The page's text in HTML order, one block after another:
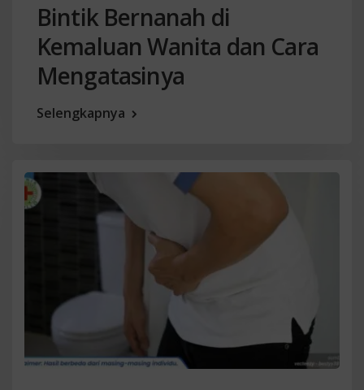
Bintik Bernanah di
Kemaluan Wanita dan Cara
Mengatasinya
Selengkapnya